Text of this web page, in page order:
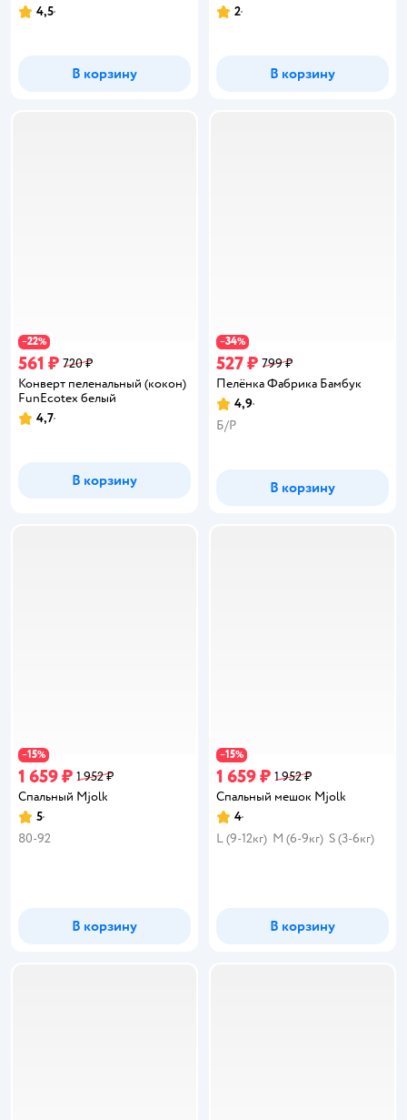
Рейтинг:
4,5
В корзину
Рейтинг:
2
В корзину
−22%
561 ₽ 720 ₽
Конверт пеленальный (кокон)
FunEcotex белый
Рейтинг:
4,7
В корзину
−34%
527 ₽ 799 ₽
Пелёнка Фабрика Бамбук
Рейтинг:
4,9
Б/Р
В корзину
−15%
1 659 ₽ 1 952 ₽
Спальный Mjolk
Рейтинг:
5
80-92
В корзину
−15%
1 659 ₽ 1 952 ₽
Спальный мешок Mjolk
Рейтинг:
4
L (9-12кг) M (6-9кг) S (3-6кг)
В корзину